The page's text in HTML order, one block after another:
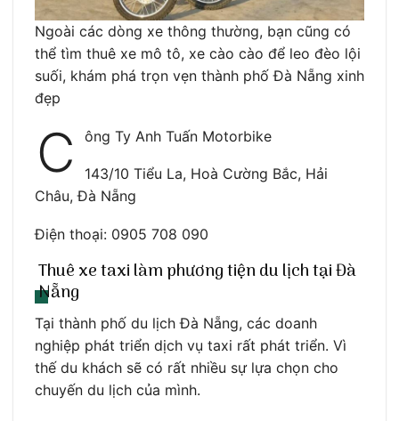
Ngoài các dòng xe thông thường, bạn cũng có
thể tìm thuê xe mô tô, xe cào cào để leo đèo lội
suối, khám phá trọn vẹn thành phố Đà Nẵng xinh
đẹp
C ông Ty Anh Tuấn Motorbike
143/10 Tiểu La, Hoà Cường Bắc, Hải
Châu, Đà Nẵng
Điện thoại: 0905 708 090
Thuê xe taxi làm phương tiện du lịch tại Đà
Nẵng
Tại thành phố du lịch Đà Nẵng, các doanh
nghiệp phát triển dịch vụ taxi rất phát triển. Vì
thế du khách sẽ có rất nhiều sự lựa chọn cho
chuyến du lịch của mình.